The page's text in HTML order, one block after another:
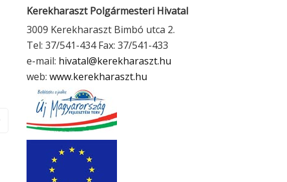
Kerekharaszt Polgármesteri Hivatal
3009 Kerekharaszt Bimbó utca 2.
Tel: 37/541-434 Fax: 37/541-433
e-mail: hivatal@kerekharaszt.hu
web: www.kerekharaszt.hu